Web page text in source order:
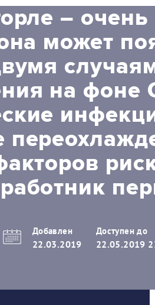
–
может
на фоне
Добавлен
22.03.2019
Доступен до
22.05.2019